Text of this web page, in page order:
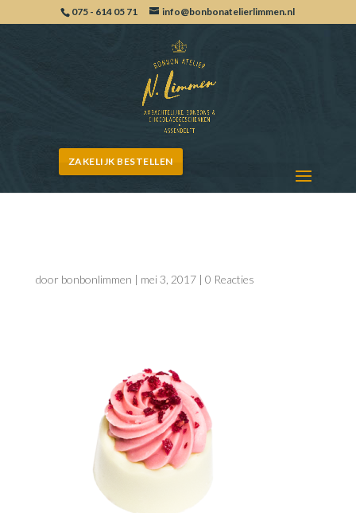
075 - 614 05 71 info@bonbonatelierlimmen.nl
ZAKELIJK BESTELLEN
door bonbonlimmen | mei 3, 2017| 0 Reacties